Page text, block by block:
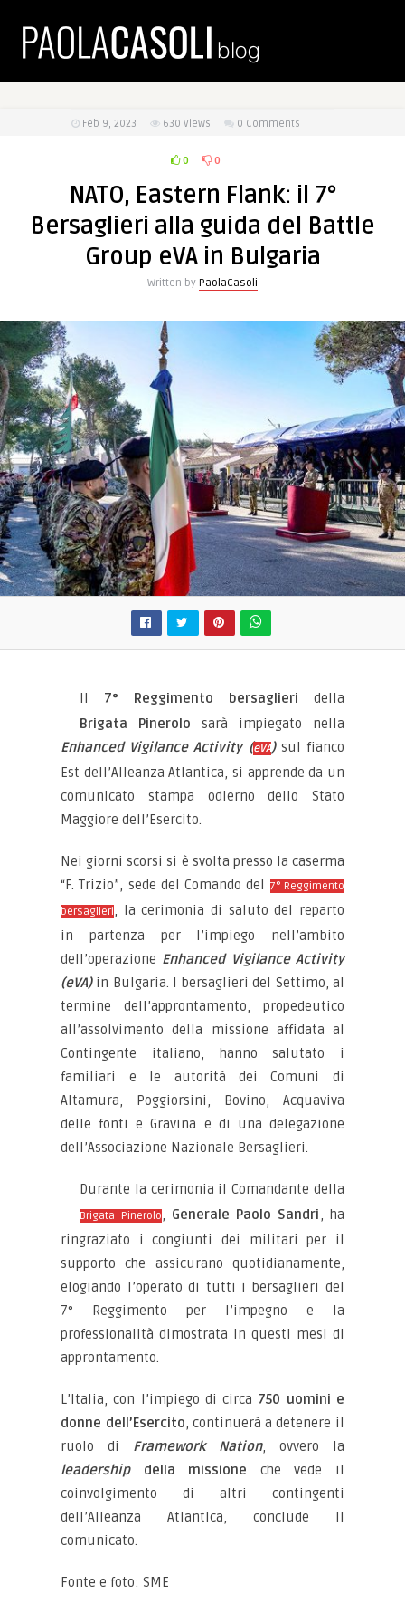
Feb 9, 2023 630 Views 0 Comments
0 0
NATO, Eastern Flank: il 7°
Bersaglieri alla guida del Battle
Group eVA in Bulgaria
Written by PaolaCasoli
Il 7° Reggimento bersaglieri della
Brigata Pinerolo sarà impiegato nella
Enhanced Vigilance Activity (eVA) sul fianco
Est dell’Alleanza Atlantica, si apprende da un
comunicato stampa odierno dello Stato
Maggiore dell’Esercito.
Nei giorni scorsi si è svolta presso la caserma
“F. Trizio”, sede del Comando del 7° Reggimento
bersaglieri, la cerimonia di saluto del reparto
in partenza per l’impiego nell’ambito
dell’operazione Enhanced Vigilance Activity
(eVA)in Bulgaria. I bersaglieri del Settimo, al
termine dell’approntamento, propedeutico
all’assolvimento della missione affidata al
Contingente italiano, hanno salutato i
familiari e le autorità dei Comuni di
Altamura, Poggiorsini, Bovino, Acquaviva
delle fonti e Gravina e di una delegazione
dell’Associazione Nazionale Bersaglieri.
Durante la cerimonia il Comandante della
Brigata Pinerolo, Generale Paolo Sandri, ha
ringraziato i congiunti dei militari per il
supporto che assicurano quotidianamente,
elogiando l’operato di tutti i bersaglieri del
7° Reggimento per l’impegno e la
professionalità dimostrata in questi mesi di
approntamento.
L’Italia, con l’impiego di circa 750 uomini e
donne dell’Esercito, continuerà a detenere il
ruolo di Framework Nation, ovvero la
leadershipdella missione che vede il
coinvolgimento di altri contingenti
dell’Alleanza Atlantica, conclude il
comunicato.
Fonte e foto: SME